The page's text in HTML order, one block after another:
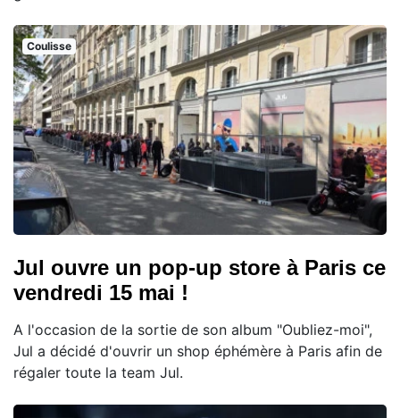
Coulisse
Jul ouvre un pop-up store à Paris ce
vendredi 15 mai !
A l'occasion de la sortie de son album "Oubliez-moi",
Jul a décidé d'ouvrir un shop éphémère à Paris afin de
régaler toute la team Jul.